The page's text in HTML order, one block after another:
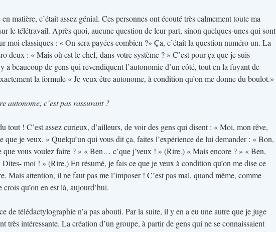
matière, c’était assez génial. Ces personnes ont écouté très calmement toute ma
le télétravail. Après quoi, aucune question de leur part, sinon quelques-unes qui sont
moi classiques : « On sera payées combien ?» Ça, c’était la question numéro un. La
deux : « Mais où est le chef, dans votre système ? » C’est pour ça que je suis
a beaucoup de gens qui revendiquent l’autonomie d’un côté, tout en la fuyant de
la formule « Je veux être autonome, à condition qu’on me donne du boulot.»
autonome, c’est pas rassurant ?
tout ! C’est assez curieux, d’ailleurs, de voir des gens qui disent : « Moi, mon rêve,
que je veux. » Quelqu’un qui vous dit ça, faites l’expérience de lui demander : « Bon,
que vous voulez faire ? » « Ben… c’que j’veux ! » (Rire.) « Mais encore ? » « Ben,
Dites- moi ! » (Rire.) En résumé, je fais ce que je veux à condition qu’on me dise ce
Mais attention, il ne faut pas me l’imposer ! C’est pas mal, quand même, comme
qu’on en est là, aujourd’hui.
de télédactylographie n’a pas abouti. Par la suite, il y en a eu une autre que je juge
très intéressante. La création d’un groupe, à partir de gens qui ne se connaissaient